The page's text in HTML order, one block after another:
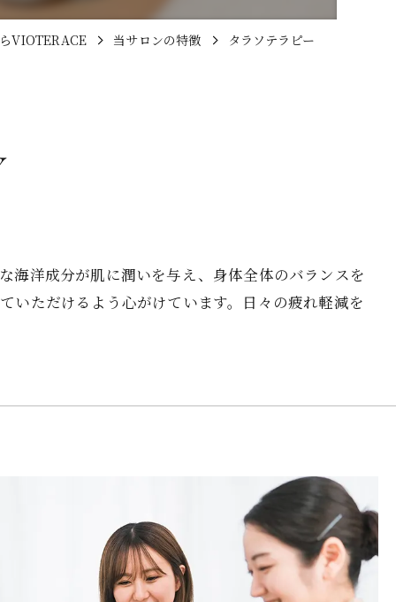
VIOTERACE 当サロンの特徴 タラソテラピー
海洋成分が肌に潤いを与え、身体全体のバランスを
いただけるよう心がけています。日々の疲れ軽減を